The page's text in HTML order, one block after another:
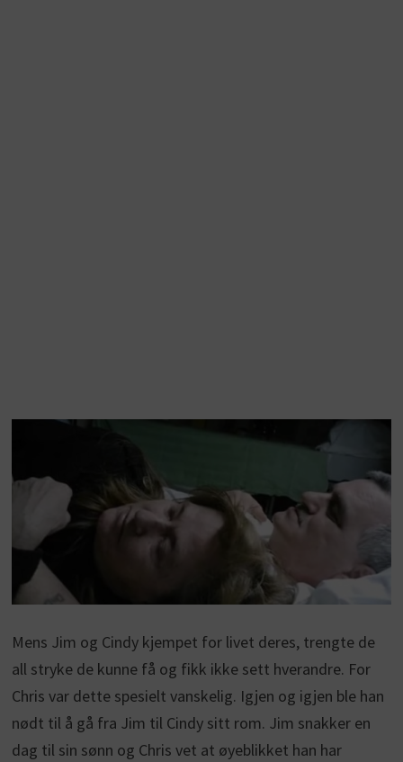
Mens Jim og Cindy kjempet for livet deres, trengte de
all stryke de kunne få og fikk ikke sett hverandre. For
Chris var dette spesielt vanskelig. Igjen og igjen ble han
nødt til å gå fra Jim til Cindy sitt rom. Jim snakker en
dag til sin sønn og Chris vet at øyeblikket han har